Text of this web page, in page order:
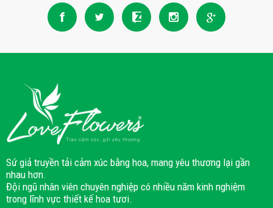
Sứ giả truyền tải cảm xúc bằng hoa, mang yêu thương lại gần
nhau hơn.
Đội ngũ nhân viên chuyên nghiệp có nhiều năm kinh nghiệm
trong lĩnh vực thiết kế hoa tươi.